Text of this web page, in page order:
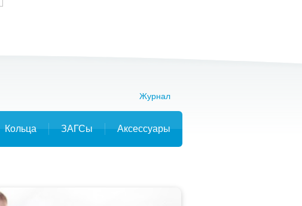
Журнал
Кольца ЗАГСы Аксессуары